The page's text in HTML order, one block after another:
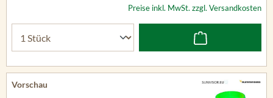
Preise inkl. MwSt. zzgl. Versandkosten